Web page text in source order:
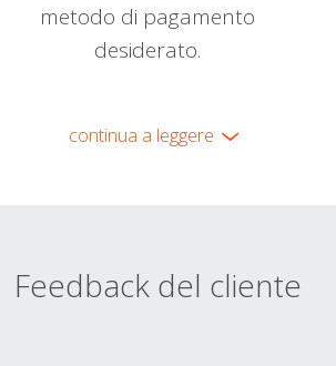
metodo di pagamento
desiderato.
continua a leggere
Feedback del cliente